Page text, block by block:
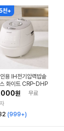
천+
용 IH전기압력밥솥
화이트 CRP-DHP
원
무료
(999+)